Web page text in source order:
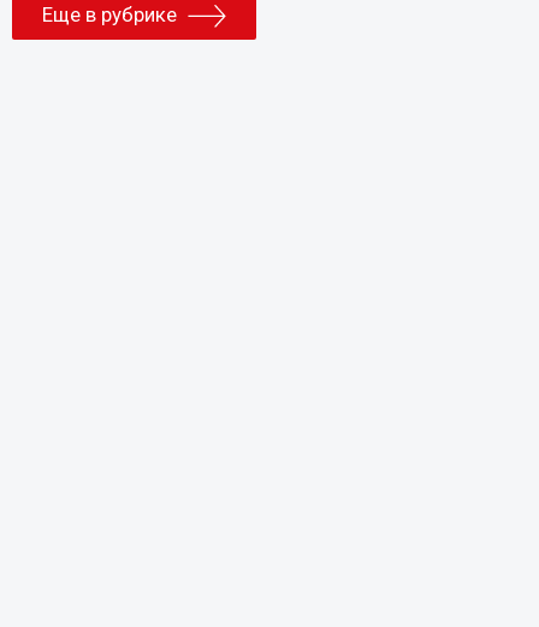
Еще в рубрике